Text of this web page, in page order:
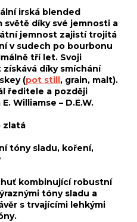
irská blended
světě díky své jemnosti a
jemnost zajistí trojitá
v sudech po bourbonu
tří let. Svoji
díky smíchání
(pot still, grain, malt).
ředitele a později
Williamse – D.E.W.
zlatá
tóny sladu, koření,
kombinující robustní
tóny sladu a
s trvajícími lehkými